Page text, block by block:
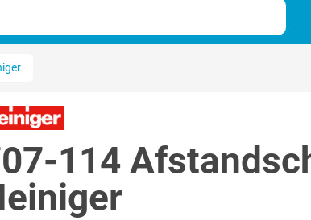
114